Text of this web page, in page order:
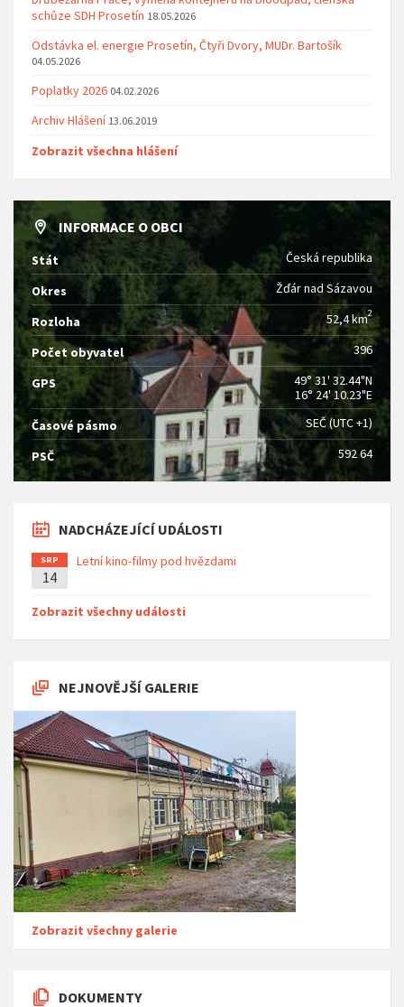
schůze SDH Prosetín 18.05.2026
Odstávka el. energie Prosetín, Čtyři Dvory, MUDr. Bartošík
04.05.2026
Poplatky 2026 04.02.2026
Archiv Hlášení 13.06.2019
Zobrazit všechna hlášení
INFORMACE O OBCI
Stát Česká republika
Okres Žďár nad Sázavou
Rozloha 52,4 km2
Počet obyvatel 396
GPS
49° 31' 32.44"N
16° 24' 10.23"E
Časové pásmo
SEČ (UTC +1)
PSČ 592 64
NADCHÁZEJÍCÍ UDÁLOSTI
SRP
14
Letní kino-filmy pod hvězdami
Zobrazit všechny události
NEJNOVĚJŠÍ GALERIE
Zobrazit všechny galerie
DOKUMENTY